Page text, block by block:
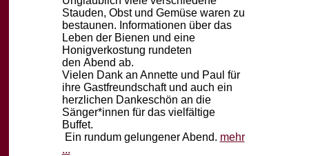
Stauden, Obst und Gemüse waren zu
bestaunen. Informationen über das
Leben der Bienen und eine
Honigverkostung rundeten
den Abend ab.
Vielen Dank an Annette und Paul für
ihre Gastfreundschaft und auch ein
herzlichen Dankeschön an die
Sänger*innen für das vielfältige
Buffet.
Ein rundum gelungener Abend. mehr
...